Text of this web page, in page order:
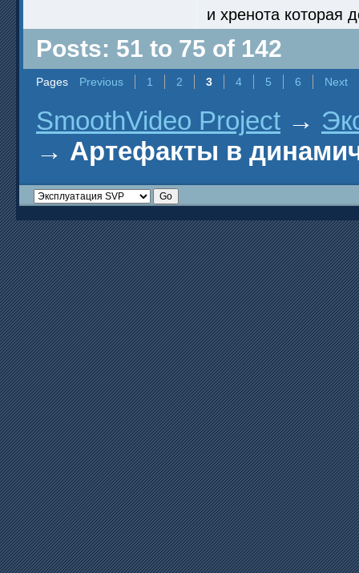
и хренота которая
Posts: 51 to 75 of 142
Pages Previous 1 2 3 4 5 6 Next
SmoothVideo Project →
→ Артефакты в